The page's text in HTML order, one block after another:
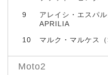
9
アレイシ・エスパル
APRILIA
10 マルク・マルケス
Moto2